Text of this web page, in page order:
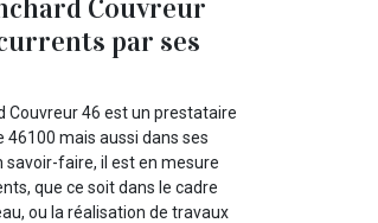
Couvreur
par ses
Couvreur 46 est un prestataire
46100 mais aussi dans ses
faire, il est en mesure
que ce soit dans le cadre
ou la réalisation de travaux